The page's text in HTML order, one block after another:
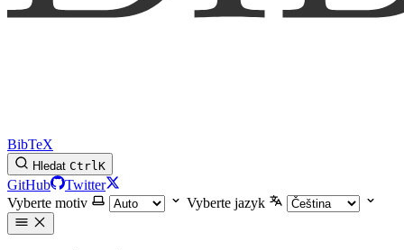
BibTeX
Hledat CtrlK
GitHub
Twitter
Vyberte motiv
Vyberte jazyk